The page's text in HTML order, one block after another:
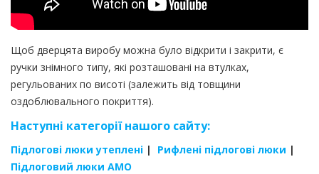
Щоб дверцята виробу можна було відкрити і закрити, є
ручки знімного типу, які розташовані на втулках,
регульованих по висоті (залежить від товщини
оздоблювального покриття).
Наступні категорії нашого сайту:
Підлогові люки утеплені | Рифлені підлогові люки |
Підлоговий люки АМО